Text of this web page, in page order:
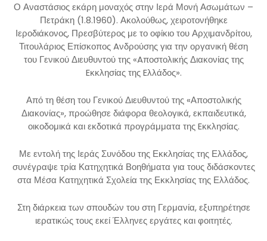
Ο Αναστάσιος εκάρη μοναχός στην Ιερά Μονή Ασωμάτων –
Πετράκη (1.8.1960). Ακολούθως, χειροτονήθηκε
Ιεροδιάκονος, Πρεσβύτερος με το οφίκιο του Αρχιμανδρίτου,
Τιτουλάριος Επίσκοπος Aνδρούσης για την οργανική θέση
του Γενικού Διευθυντού της «Aποστολικής Διακονίας της
Eκκλησίας της Eλλάδος».
Από τη θέση του Γενικού Διευθυντού της «Αποστολικής
Διακονίας», προώθησε διάφορα θεολογικά, εκπαιδευτικά,
οικοδομικά και εκδοτικά προγράμματα της Eκκλησίας.
Με εντολή της Ιεράς Συνόδου της Εκκλησίας της Ελλάδος,
συνέγραψε τρία Κατηχητικά Βοηθήματα για τους διδάσκοντες
στα Μέσα Κατηχητικά Σχολεία της Εκκλησίας της Ελλάδος.
Στη διάρκεια των σπουδών του στη Γερμανία, εξυπηρέτησε
ιερατικώς τους εκεί Έλληνες εργάτες και φοιτητές.